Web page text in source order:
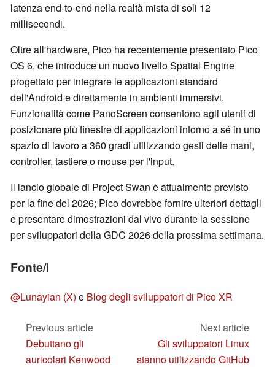
latenza end-to-end nella realtà mista di soli 12
millisecondi.
Oltre all'hardware, Pico ha recentemente presentato Pico
OS 6, che introduce un nuovo livello Spatial Engine
progettato per integrare le applicazioni standard
dell'Android e direttamente in ambienti immersivi.
Funzionalità come PanoScreen consentono agli utenti di
posizionare più finestre di applicazioni intorno a sé in uno
spazio di lavoro a 360 gradi utilizzando gesti delle mani,
controller, tastiere o mouse per l'input.
Il lancio globale di Project Swan è attualmente previsto
per la fine del 2026; Pico dovrebbe fornire ulteriori dettagli
e presentare dimostrazioni dal vivo durante la sessione
per sviluppatori della GDC 2026 della prossima settimana.
Fonte/i
@Lunayian (X) e Blog degli sviluppatori di Pico XR
Previous article
Debuttano gli
auricolari Kenwood
Next article
Gli sviluppatori Linux
stanno utilizzando GitHub